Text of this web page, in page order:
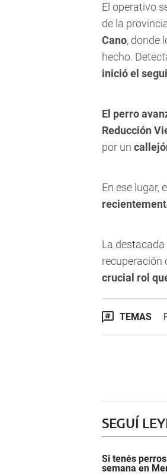
El operativo
de la
Cano, donde
hecho.
inició el
El perro
Reducción
por un
En ese lugar, el
La
recuperación
crucial rol
TEMAS
SEGUÍ
Si tenés
semana en